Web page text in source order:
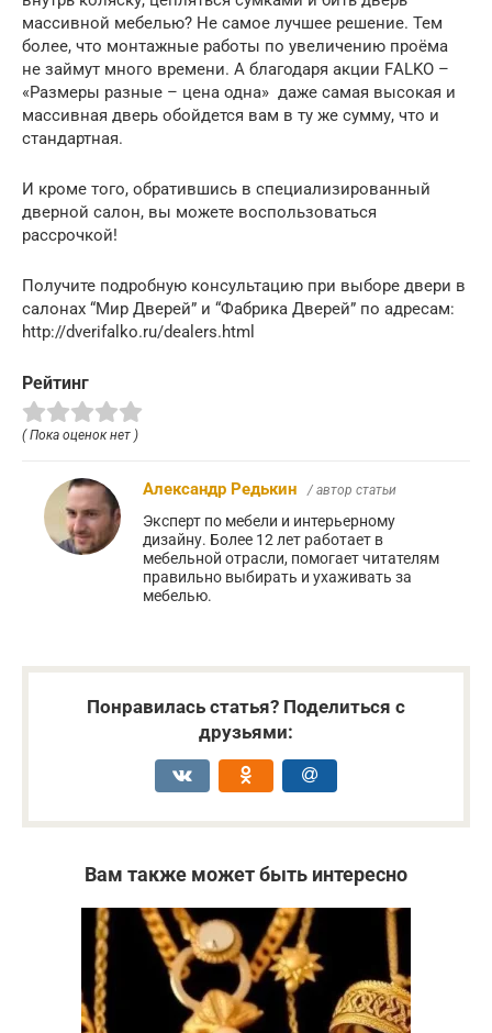
массивной мебелью? Не самое лучшее решение. Тем
более, что монтажные работы по увеличению проёма
не займут много времени. А благодаря акции FАLKO –
«Размеры разные – цена одна» даже самая высокая и
массивная дверь обойдется вам в ту же сумму, что и
стандартная.
И кроме того, обратившись в специализированный
дверной салон, вы можете воспользоваться
рассрочкой!
Получите подробную консультацию при выборе двери в
салонах “Мир Дверей” и “Фабрика Дверей” по адресам:
http://dverifalko.ru/dealers.html
Рейтинг
( Пока оценок нет )
Александр Редькин / автор статьи
Эксперт по мебели и интерьерному
дизайну. Более 12 лет работает в
мебельной отрасли, помогает читателям
правильно выбирать и ухаживать за
мебелью.
Понравилась статья? Поделиться с
друзьями:
Вам также может быть интересно